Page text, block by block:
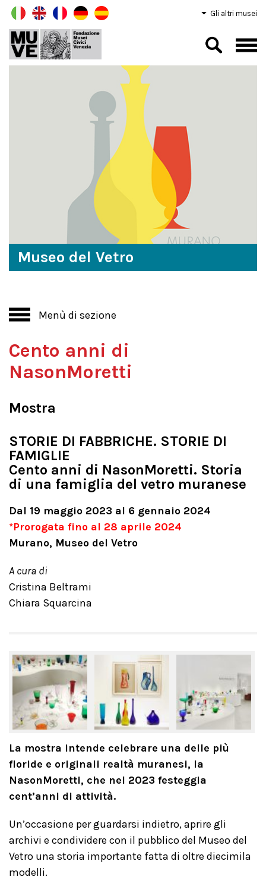
Gli altri musei
Museo del Vetro
Menù di sezione
Cento anni di
NasonMoretti
Mostra
STORIE DI FABBRICHE. STORIE DI
FAMIGLIE
Cento anni di NasonMoretti. Storia
di una famiglia del vetro muranese
Dal 19 maggio 2023 al 6 gennaio 2024
*Prorogata fino al 28 aprile 2024
Murano, Museo del Vetro
A cura di
Cristina Beltrami
Chiara Squarcina
La mostra intende celebrare una delle più
floride e originali realtà muranesi, la
NasonMoretti, che nel 2023 festeggia
cent’anni di attività.
Un’occasione per guardarsi indietro, aprire gli
archivi e condividere con il pubblico del Museo del
Vetro una storia importante fatta di oltre diecimila
modelli.